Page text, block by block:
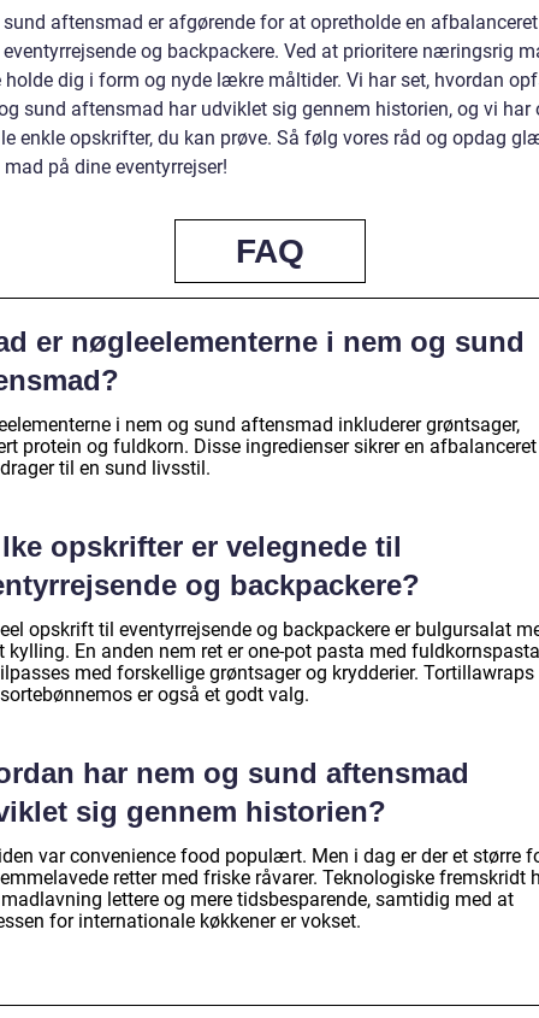
aftensmad er afgørende for at opretholde en
og backpackere. Ved at prioritere næringsrig
holde dig i form og nyde lækre måltider. Vi har set, hvordan
sund aftensmad har udviklet sig gennem historien, og vi har
enkle opskrifter, du kan prøve. Så følg vores råd og opdag
på dine eventyrrejser!
FAQ
er nøgleelementerne i nem og sund
i nem og sund aftensmad inkluderer grøntsager,
protein og fuldkorn. Disse ingredienser sikrer en
til en sund livsstil.
opskrifter er velegnede til
og backpackere?
opskrift til eventyrrejsende og backpackere er bulgursalat
kylling. En anden nem ret er one-pot pasta med
med forskellige grøntsager og krydderier.
er også et godt valg.
har nem og sund aftensmad
sig gennem historien?
var convenience food populært. Men i dag er der et større
retter med friske råvarer. Teknologiske fremskridt
lettere og mere tidsbesparende, samtidig med at
for internationale køkkener er vokset.